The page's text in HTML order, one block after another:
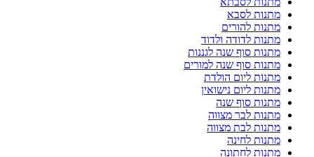
מתנות לסבא
מתנות להורים
מתנות לדודה ולדוד
מתנות סוף שנה לגננות
מתנות סוף שנה למורים
מתנות ליום הולדת
מתנות ליום נישואין
מתנות סוף שנה
מתנות לבר מצווה
מתנות לבת מצווה
מתנות לחינה
מתנות לחתונה